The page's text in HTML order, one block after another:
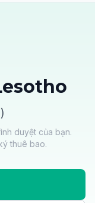
duyệt của bạn.
thuê bao.